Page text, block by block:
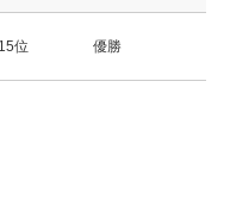
15位 優勝